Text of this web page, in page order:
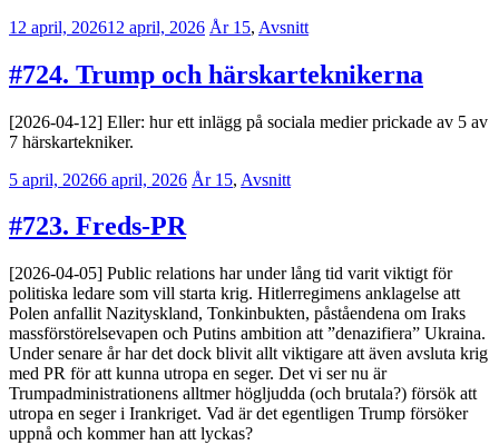
12 april, 202612 april, 2026 Erik
År 15, Avsnitt
#724. Trump och härskarteknikerna
[2026-04-12] Eller: hur ett inlägg på sociala medier prickade av 5 av
7 härskartekniker.
5 april, 20266 april, 2026 Jesper
År 15, Avsnitt
#723. Freds-PR
[2026-04-05] Public relations har under lång tid varit viktigt för
politiska ledare som vill starta krig. Hitlerregimens anklagelse att
Polen anfallit Nazityskland, Tonkinbukten, påståendena om Iraks
massförstörelsevapen och Putins ambition att ”denazifiera” Ukraina.
Under senare år har det dock blivit allt viktigare att även avsluta krig
med PR för att kunna utropa en seger. Det vi ser nu är
Trumpadministrationens alltmer högljudda (och brutala?) försök att
utropa en seger i Irankriget. Vad är det egentligen Trump försöker
uppnå och kommer han att lyckas?